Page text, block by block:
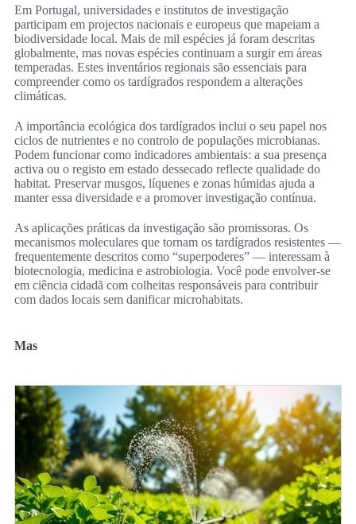
Em Portugal, universidades e institutos de investigação
participam em projectos nacionais e europeus que mapeiam a
biodiversidade local. Mais de mil espécies já foram descritas
globalmente, mas novas espécies continuam a surgir em áreas
temperadas. Estes inventários regionais são essenciais para
compreender como os tardígrados respondem a alterações
climáticas.
A importância ecológica dos tardígrados inclui o seu papel nos
ciclos de nutrientes e no controlo de populações microbianas.
Podem funcionar como indicadores ambientais: a sua presença
activa ou o registo em estado dessecado reflecte qualidade do
habitat. Preservar musgos, líquenes e zonas húmidas ajuda a
manter essa diversidade e a promover investigação contínua.
As aplicações práticas da investigação são promissoras. Os
mecanismos moleculares que tornam os tardígrados resistentes —
frequentemente descritos como “superpoderes” — interessam à
biotecnologia, medicina e astrobiologia. Você pode envolver-se
em ciência cidadã com colheitas responsáveis para contribuir
com dados locais sem danificar microhabitats.
Mas